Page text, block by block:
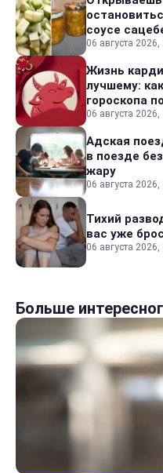
соусе
06 августа
Жизнь
лучшему:
гороскопа
06 августа 2026,
Адская
в поезде
жару
06 августа 2026,
Тихий
вас уже
06 августа 2026,
Больше